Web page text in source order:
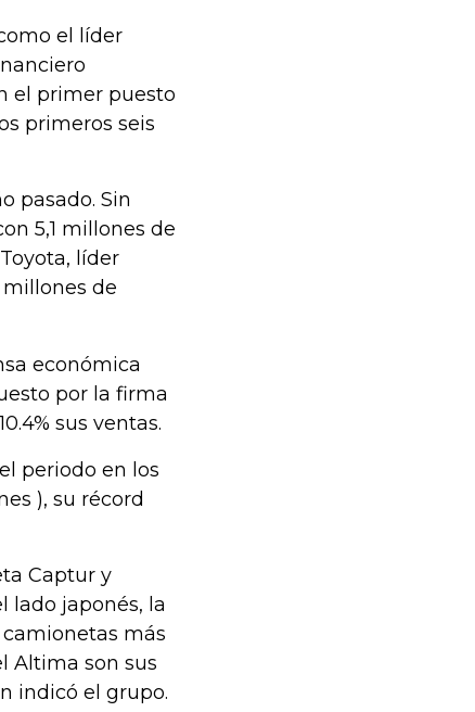
el líder
el primer puesto
primeros seis
pasado. Sin
5,1 millones de
líder
millones de
económica
por la firma
sus ventas.
periodo en los
), su récord
Captur y
lado japonés, la
más
Altima son sus
indicó el grupo.